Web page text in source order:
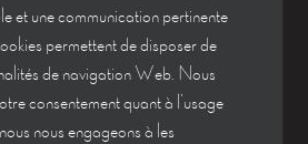
et une communication pertinente
permettent de disposer de
de navigation Web. Nous
consentement quant à l’usage
nous engageons à les